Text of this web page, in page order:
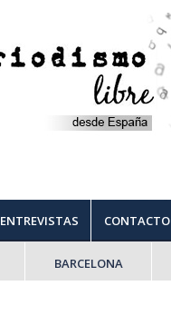
ENTREVISTAS CONTACTO
BARCELONA